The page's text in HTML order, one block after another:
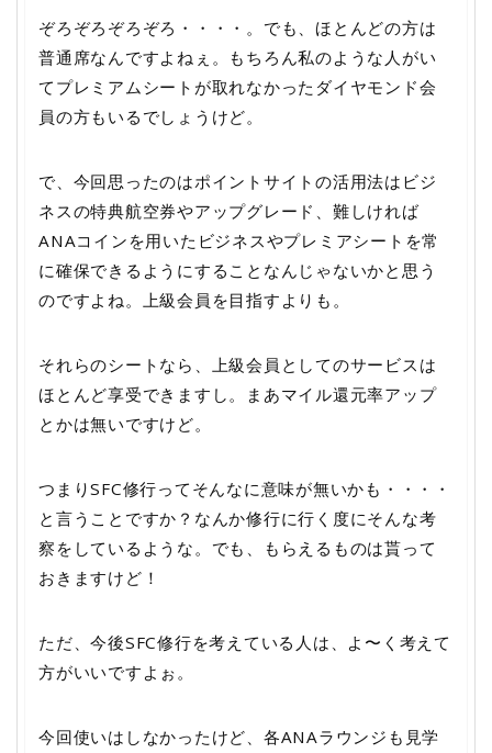
ぞろぞろぞろぞろ・・・・。でも、ほとんどの方は
普通席なんですよねぇ。もちろん私のような人がい
てプレミアムシートが取れなかったダイヤモンド会
員の方もいるでしょうけど。
で、今回思ったのはポイントサイトの活用法はビジ
ネスの特典航空券やアップグレード、難しければ
ANAコインを用いたビジネスやプレミアシートを常
に確保できるようにすることなんじゃないかと思う
のですよね。上級会員を目指すよりも。
それらのシートなら、上級会員としてのサービスは
ほとんど享受できますし。まあマイル還元率アップ
とかは無いですけど。
つまりSFC修行ってそんなに意味が無いかも・・・・
と言うことですか？なんか修行に行く度にそんな考
察をしているような。でも、もらえるものは貰って
おきますけど！
ただ、今後SFC修行を考えている人は、よ〜く考えて
方がいいですよぉ。
今回使いはしなかったけど、各ANAラウンジも見学